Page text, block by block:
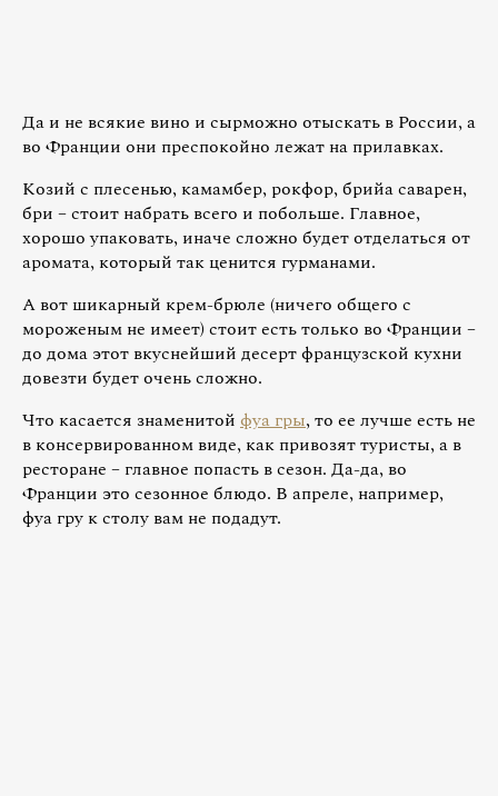
Да и не всякие вино и сырможно отыскать в России, а
во Франции они преспокойно лежат на прилавках.
Козий с плесенью, камамбер, рокфор, брийа саварен,
бри – стоит набрать всего и побольше. Главное,
хорошо упаковать, иначе сложно будет отделаться от
аромата, который так ценится гурманами.
А вот шикарный крем-брюле (ничего общего с
мороженым не имеет) стоит есть только во Франции –
до дома этот вкуснейший десерт французской кухни
довезти будет очень сложно.
Что касается знаменитой фуа гры, то ее лучше есть не
в консервированном виде, как привозят туристы, а в
ресторане – главное попасть в сезон. Да-да, во
Франции это сезонное блюдо. В апреле, например,
фуа гру к столу вам не подадут.